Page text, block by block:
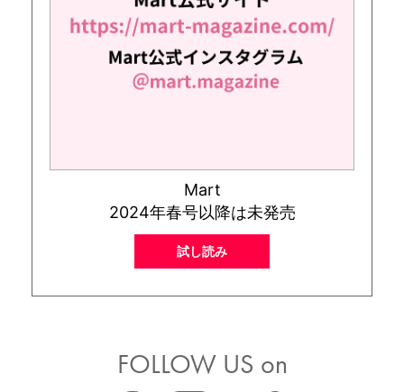
Mart
2024年春号以降は未発売
試し読み
FOLLOW US on